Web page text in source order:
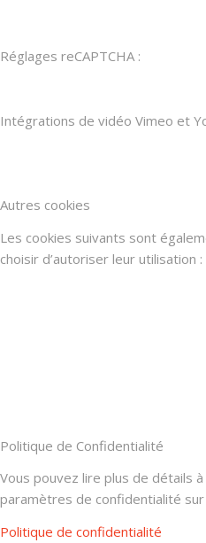
Réglages reCAPTCHA :
Intégrations de vidéo Vimeo et
Autres cookies
Les cookies suivants sont
choisir d’autoriser leur utilisation :
Politique de Confidentialité
Vous pouvez lire plus de détails
paramètres de confidentialité
Politique de confidentialité